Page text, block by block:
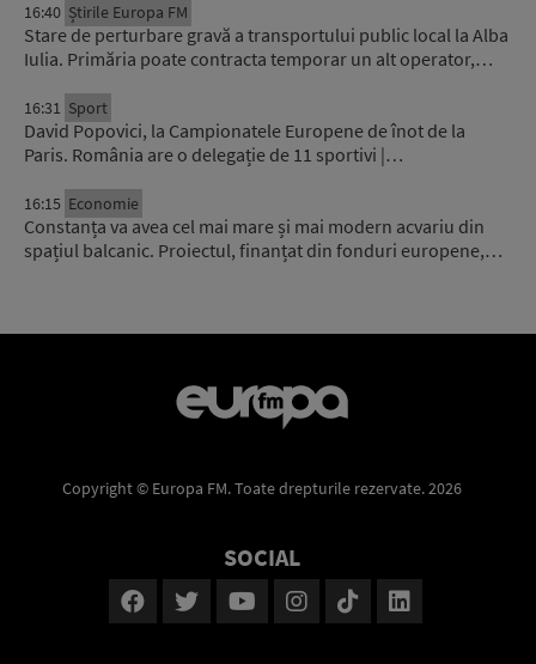
16:40 Știrile Europa FM
Stare de perturbare gravă a transportului public local la Alba
Iulia. Primăria poate contracta temporar un alt operator,…
16:31 Sport
David Popovici, la Campionatele Europene de înot de la
Paris. România are o delegație de 11 sportivi |…
16:15 Economie
Constanța va avea cel mai mare și mai modern acvariu din
spațiul balcanic. Proiectul, finanțat din fonduri europene,…
Copyright © Europa FM. Toate drepturile rezervate. 2026
SOCIAL